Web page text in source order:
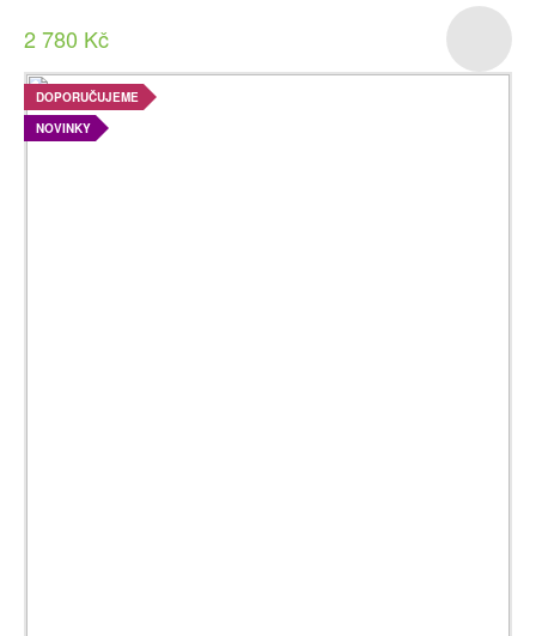
2 780 Kč
DOPORUČUJEME
NOVINKY